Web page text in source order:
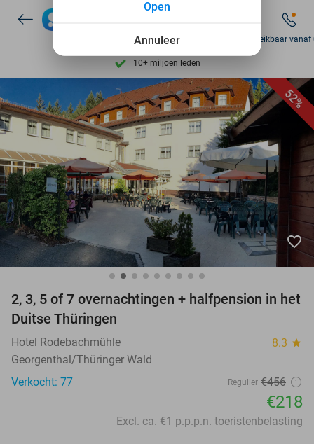
7 dagen per week beschikbaar
10+ miljoen leden
9,4 op basis van
Ontdek 15.000+ deals
7 dagen per week beschikbaar
10+ miljoen leden
Zo bereikbaar
52%
favorite_border
2, 3, 5 of 7 overnachtingen + halfpension in het
Duitse Thüringen
Hotel Rodebachmühle 8.3 star
Georgenthal/Thüringer Wald
Verkocht: 77
Regulier €456
€218
Excl. ca. €1 p.p.p.n. toeristenbelasting
Annuleer
Open